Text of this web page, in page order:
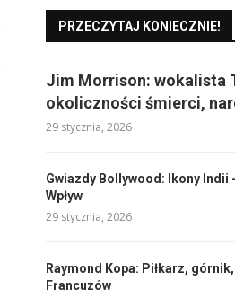
PRZECZYTAJ KONIECZNIE!
Jim Morrison: wokalista
okoliczności śmierci,
29 stycznia, 2026
Gwiazdy Bollywood: Ikony Indii
Wpływ
29 stycznia, 2026
Raymond Kopa: Piłkarz,
Francuzów